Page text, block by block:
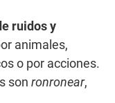
ruidos y
animales,
o por acciones.
son ronronear,